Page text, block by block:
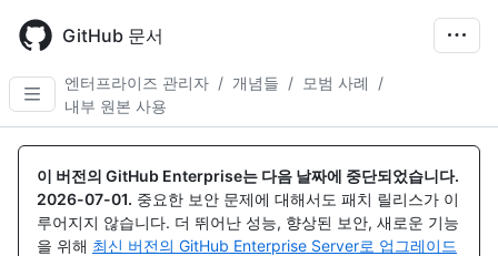
main
content
GitHub 문서
엔터프라이즈 관리자 / 개념들 / 모범 사례
/
내부 원본 사용
이 버전의 GitHub Enterprise는 다음 날짜에 중단되었습니다.
2026-07-01. 중요한 보안 문제에 대해서도 패치 릴리스가 이
루어지지 않습니다. 더 뛰어난 성능, 향상된 보안, 새로운 기능
을 위해 최신 버전의 GitHub Enterprise Server로 업그레이드